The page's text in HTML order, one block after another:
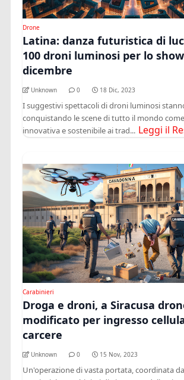
Drone
Latina: danza futuristica di
100 droni luminosi per lo
dicembre
Unknown 0 18 Dic, 2023
I suggestivi spettacoli di droni luminosi
conquistando le scene di tutto il mondo
innovativa e sostenibile ai trad... Leggi il
Carabinieri
Droga e droni, a Siracusa
modificato per ingresso
carcere
Unknown 0 15 Nov, 2023
Un'operazione di vasta portata, coordinata